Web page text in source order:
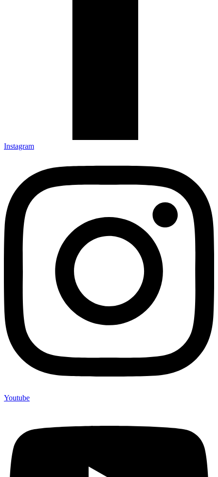
Instagram
Youtube